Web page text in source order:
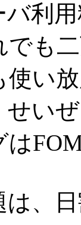
利
でも
使い
い
は
、